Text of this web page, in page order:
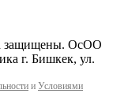
защищены. ОсОО
г. Бишкек, ул.
и Условиями